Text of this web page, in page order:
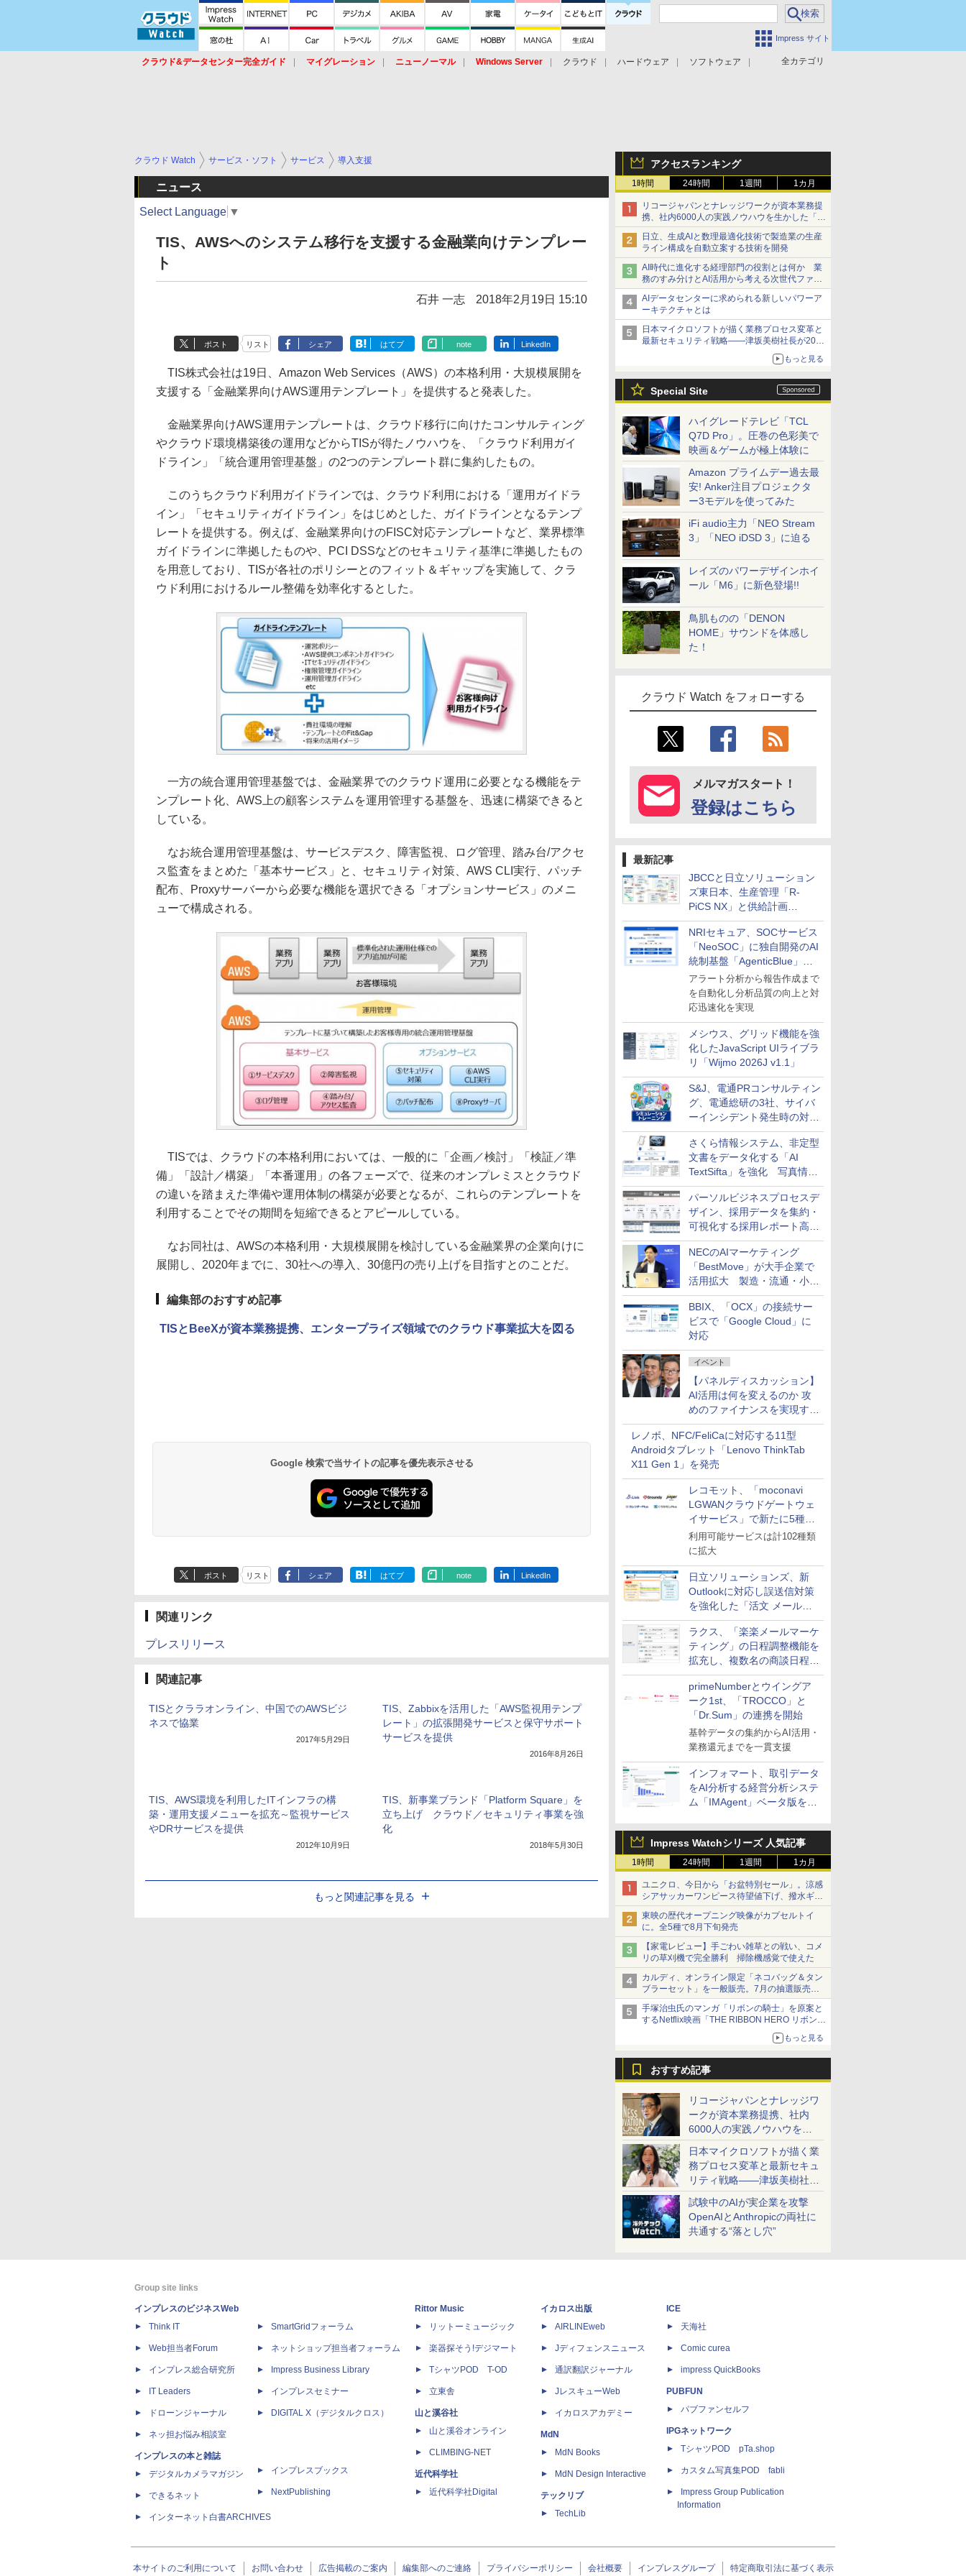
Impress サイト
全カテゴリ
クラウド&データセンター完全ガイド マイグレーション ニューノーマル Windows Server クラウド ハードウェア
ソフトウェア
アクセスランキング
1時間 24時間 1週間 1カ月
リコージャパンとナレッジワークが資本業務提
携、社内6000人の実践ノウハウを生かした「AI
商談記録 for RICOH」を展開へ
日立、生成AIと数理最適化技術で製造業の生産
ライン構成を自動立案する技術を開発
AI時代に進化する経理部門の役割とは何か 業
務のすみ分けとAI活用から考える次世代ファイ
ナンス戦略
AIデータセンターに求められる新しいパワーア
ーキテクチャとは
日本マイクロソフトが描く業務プロセス変革と
最新セキュリティ戦略――津坂美樹社長が2027
もっと見る
Special Site
ハイグレードテレビ「TCL
Q7D Pro」。圧巻の色彩美で
映画＆ゲームが極上体験に
Amazon プライムデー過去最
安! Anker注目プロジェクタ
ー3モデルを使ってみた
iFi audio主力「NEO Stream
3」「NEO iDSD 3」に迫る
レイズのパワーデザインホイ
ール「M6」に新色登場!!
鳥肌ものの「DENON
HOME」サウンドを体感し
た！
クラウド Watch をフォローする
メルマガスタート！
登録はこちら
最新記事
JBCCと日立ソリューション
ズ東日本、生産管理「R-
PiCS NX」と供給計画
「scSQUARE ISP」の連携サ
ービスを提供開始
NRIセキュア、SOCサービス
「NeoSOC」に独自開発のAI
統制基盤「AgenticBlue」を
導入
アラート分析から報告作成まで
を自動化し分析品質の向上と対
応迅速化を実現
メシウス、グリッド機能を強
化したJavaScript UIライブラ
リ「Wijmo 2026J v1.1」
S&J、電通PRコンサルティン
グ、電通総研の3社、サイバ
ーインシデント発生時の対応
と危機管理広報を一体的に訓
練するプログラムを提供
さくら情報システム、非定型
文書をデータ化する「AI
TextSifta」を強化 写真情報
のデータ化などに対応
パーソルビジネスプロセスデ
ザイン、採用データを集約・
可視化する採用レポート高速
化サービスを提供
NECのAIマーケティング
「BestMove」が大手企業で
活用拡大 製造・流通・小売
企業・広告代理店などが実装
フェーズへ
BBIX、「OCX」の接続サー
ビスで「Google Cloud」に
対応
イベント
【パネルディスカッション】
AI活用は何を変えるのか 攻
めのファイナンスを実現する
業務設計とマインドセット変
革
レノボ、NFC/FeliCaに対応する11型
Androidタブレット「Lenovo ThinkTab
X11 Gen 1」を発売
レコモット、「moconavi
LGWANクラウドゲートウェ
イサービス」で新たに5種類
のサービスと連携開始
利用可能サービスは計102種類
に拡大
日立ソリューションズ、新
Outlookに対応し誤送信対策
を強化した「活文 メール誤
送信防止アドインサービス」
を提供
ラクス、「楽楽メールマーケ
ティング」の日程調整機能を
拡充し、複数名の商談日程調
整を効率化
primeNumberとウイングア
ーク1st、「TROCCO」と
「Dr.Sum」の連携を開始
基幹データの集約からAI活用・
業務還元までを一貫支援
インフォマート、取引データ
をAI分析する経営分析システ
ム「IMAgent」ベータ版を提
Impress Watchシリーズ 人気記事
1時間 24時間 1週間 1カ月
ユニクロ、今日から「お盆特別セール」。涼感
シアサッカーワンピース待望値下げ、撥水ギア
ショーツは1990円に
東映の歴代オープニング映像がカプセルトイ
に。全5種で8月下旬発売
【家電レビュー】手ごわい雑草との戦い、コメ
リの草刈機で完全勝利 掃除機感覚で使えた
カルディ、オンライン限定「ネコバッグ＆タン
ブラーセット」を一般販売。7月の抽選販売の
当選無効分
手塚治虫氏のマンガ「リボンの騎士」を原案と
するNetflix映画「THE RIBBON HERO リボンヒ
もっと見る
おすすめ記事
リコージャパンとナレッジワ
ークが資本業務提携、社内
6000人の実践ノウハウを生
かした「AI商談記録 for
RICOH」を展開へ
日本マイクロソフトが描く業
務プロセス変革と最新セキュ
リティ戦略――津坂美樹社長
が2027年度戦略を説明
試験中のAIが実企業を攻撃
OpenAIとAnthropicの両社に
共通する“落とし穴”
クラウド Watch サービス・ソフト サービス 導入支援
ニュース
Select Language ▼
TIS、AWSへのシステム移行を支援する金融業向けテンプレー
ト
石井 一志 2018年2月19日 15:10
ポスト リスト シェア はてブ note LinkedIn
TIS株式会社は19日、Amazon Web Services（AWS）の本格利用・大規模展開を
支援する「金融業界向けAWS運用テンプレート」を提供すると発表した。
金融業界向けAWS運用テンプレートは、クラウド移行に向けたコンサルティング
やクラウド環境構築後の運用などからTISが得たノウハウを、「クラウド利用ガイ
ドライン」「統合運用管理基盤」の2つのテンプレート群に集約したもの。
このうちクラウド利用ガイドラインでは、クラウド利用における「運用ガイドラ
イン」「セキュリティガイドライン」をはじめとした、ガイドラインとなるテンプ
レートを提供する。例えば、金融業界向けのFISC対応テンプレートなど、業界標準
ガイドラインに準拠したものや、PCI DSSなどのセキュリティ基準に準拠したもの
を用意しており、TISが各社のポリシーとのフィット＆ギャップを実施して、クラ
ウド利用におけるルール整備を効率化するとした。
一方の統合運用管理基盤では、金融業界でのクラウド運用に必要となる機能をテ
ンプレート化、AWS上の顧客システムを運用管理する基盤を、迅速に構築できると
している。
なお統合運用管理基盤は、サービスデスク、障害監視、ログ管理、踏み台/アクセ
ス監査をまとめた「基本サービス」と、セキュリティ対策、AWS CLI実行、パッチ
配布、Proxyサーバーから必要な機能を選択できる「オプションサービス」のメニ
ューで構成される。
TISでは、クラウドの本格利用においては、一般的に「企画／検討」「検証／準
備」「設計／構築」「本番運用」の各フェーズで、従来のオンプレミスとクラウド
の違いを踏まえた準備や運用体制の構築が必要となるが、これらのテンプレートを
利用することでその期間を短縮できるとアピールしている。
なお同社は、AWSの本格利用・大規模展開を検討している金融業界の企業向けに
展開し、2020年までに、30社への導入、30億円の売り上げを目指すとのことだ。
編集部のおすすめ記事
TISとBeeXが資本業務提携、エンタープライズ領域でのクラウド事業拡大を図る
Google 検索で当サイトの記事を優先表示させる
ポスト リスト シェア はてブ note LinkedIn
関連リンク
プレスリリース
関連記事
TISとクララオンライン、中国でのAWSビジ
ネスで協業
2017年5月29日
TIS、Zabbixを活用した「AWS監視用テンプ
レート」の拡張開発サービスと保守サポート
サービスを提供
2016年8月26日
TIS、AWS環境を利用したITインフラの構
築・運用支援メニューを拡充～監視サービス
やDRサービスを提供
2012年10月9日
TIS、新事業ブランド「Platform Square」を
立ち上げ クラウド／セキュリティ事業を強
化
2018年5月30日
もっと関連記事を見る
Group site links
インプレスのビジネスWeb
Think IT
Web担当者Forum
インプレス総合研究所
IT Leaders
ドローンジャーナル
ネッ担お悩み相談室
インプレスの本と雑誌
デジタルカメラマガジン
できるネット
インターネット白書ARCHIVES
SmartGridフォーラム
ネットショップ担当者フォーラム
Impress Business Library
インプレスセミナー
DIGITAL X（デジタルクロス）
インプレスブックス
NextPublishing
Rittor Music
リットーミュージック
楽器探そう!デジマート
TシャツPOD T-OD
立東舎
山と溪谷社
山と溪谷オンライン
CLIMBING-NET
近代科学社
近代科学社Digital
イカロス出版
AIRLINEweb
Jディフェンスニュース
通訳翻訳ジャーナル
JレスキューWeb
イカロスアカデミー
MdN
MdN Books
MdN Design Interactive
テックリブ
TechLib
ICE
天海社
Comic curea
impress QuickBooks
PUBFUN
パブファンセルフ
IPGネットワーク
TシャツPOD pTa.shop
カスタム写真集POD fabli
Impress Group Publication
Information
本サイトのご利用について お問い合わせ 広告掲載のご案内 編集部へのご連絡 プライバシーポリシー 会社概要 インプレスグループ 特定商取引法に基づく表示